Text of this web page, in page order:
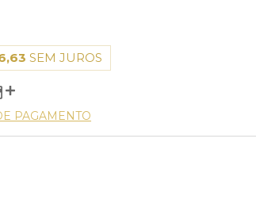
SEM JUROS
PAGAMENTO